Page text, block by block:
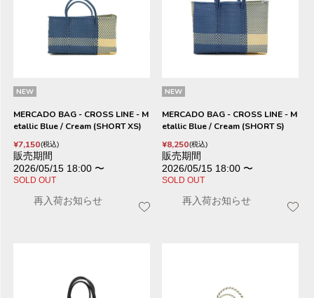
NEW
MERCADO BAG - CROSS LINE - M
etallic Blue / Cream (SHORT XS)
¥7,150 税込
販売期間
2026/05/15 18:00 〜
SOLD OUT
再入荷お知らせ
NEW
MERCADO BAG - CROSS LINE - M
etallic Blue / Cream (SHORT S)
¥8,250 税込
販売期間
2026/05/15 18:00 〜
SOLD OUT
再入荷お知らせ